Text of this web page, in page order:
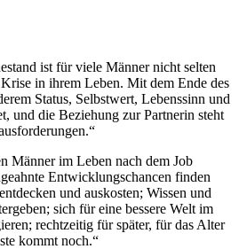
ist für viele Männer nicht selten
in ihrem Leben. Mit dem Ende des
Status, Selbstwert, Lebenssinn und
und die Beziehung zur Partnerin steht
Männer im Leben nach dem Job
Entwicklungschancen finden
und auskosten; Wissen und
sich für eine bessere Welt im
rechtzeitig für später, für das Alter
kommt noch.“